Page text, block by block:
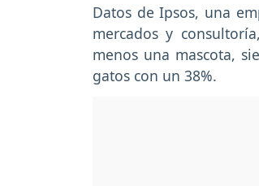
Datos de Ipsos, una
mercados y
menos una mascota,
gatos con un 38%.